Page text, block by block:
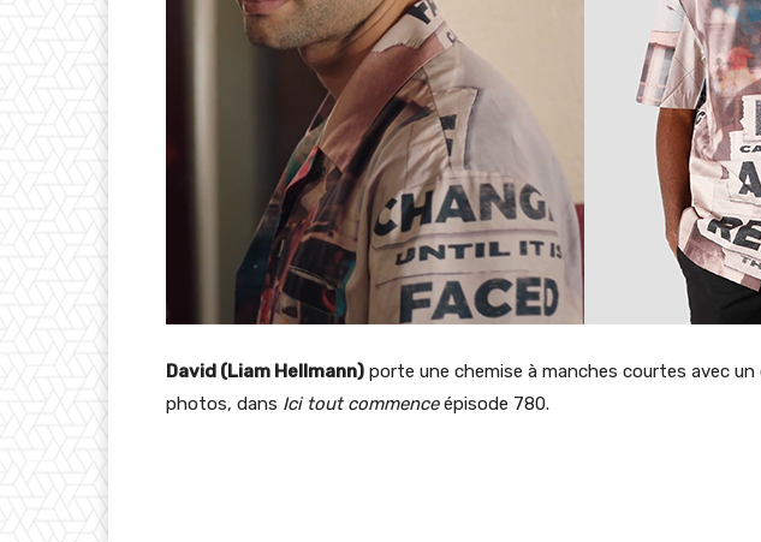
David (Liam Hellmann) porte une chemise à manches courtes avec
photos, dans Ici tout commenceépisode 780.